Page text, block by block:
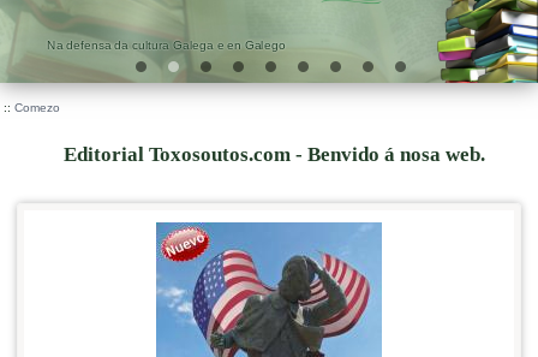
Na defensa da cultura Galega e en Galego
:: Comezo
Editorial Toxosoutos.com - Benvido á nosa web.